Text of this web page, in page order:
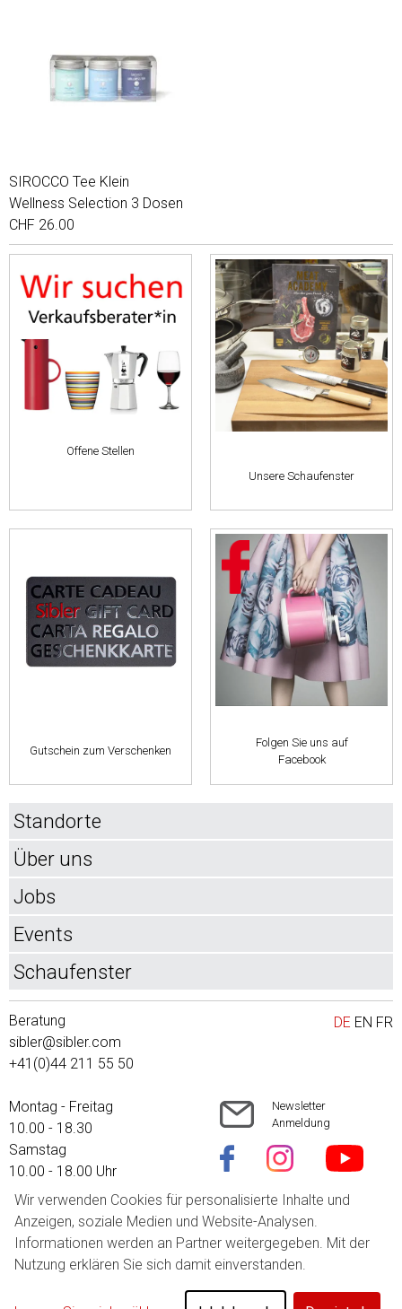
SIROCCO Tee Klein
Wellness Selection 3 Dosen
CHF 26.00
Offene Stellen
Unsere Schaufenster
Gutschein zum Verschenken
Folgen Sie uns auf
Facebook
Standorte
Über uns
Jobs
Events
Schaufenster
DE EN FR
Beratung
sibler@sibler.com
+41(0)44 211 55 50
Montag - Freitag
10.00 - 18.30
Samstag
10.00 - 18.00 Uhr
Newsletter
Anmeldung
Versandkosten
AGB
Impressum
Wir verwenden Cookies für personalisierte Inhalte und
Anzeigen, soziale Medien und Website-Analysen.
Informationen werden an Partner weitergegeben. Mit der
Nutzung erklären Sie sich damit einverstanden.